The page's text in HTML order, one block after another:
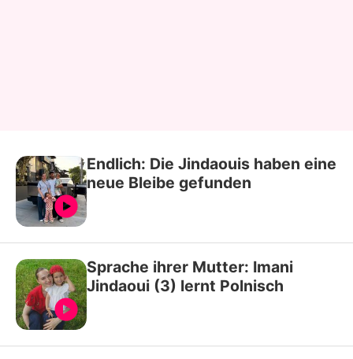
Endlich: Die Jindaouis haben eine
neue Bleibe gefunden
Sprache ihrer Mutter: Imani
Jindaoui (3) lernt Polnisch